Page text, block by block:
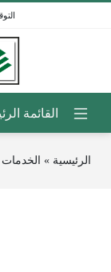
الرئيسية » الخدمات